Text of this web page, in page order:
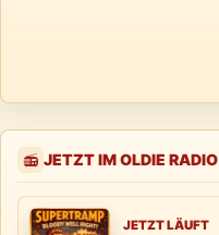
📻 JETZT IM OLDIE RADIO
JETZT LÄUFT